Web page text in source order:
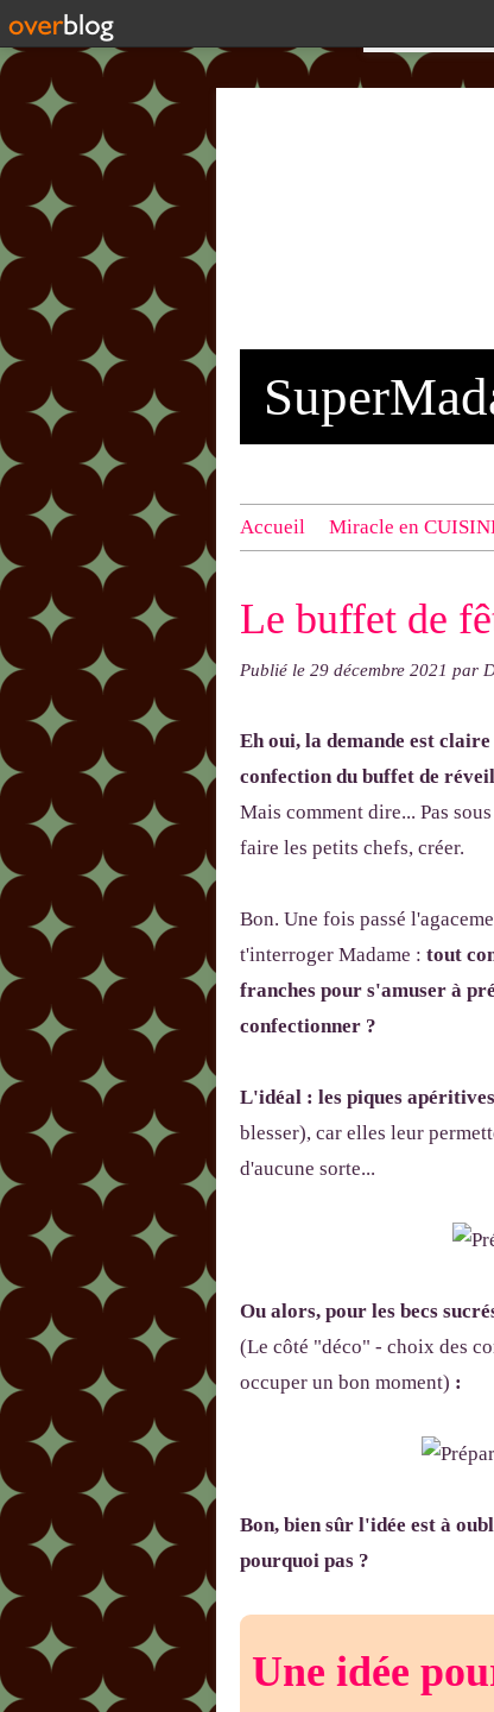
Accueil Miracle en
exemple : "Bonnet cloche
Le buffet de
Publié le 29 décembre 2021 par
Eh oui, la demande est
confection du buffet de
Mais comment dire... Pas
faire les petits chefs, créer.
Bon. Une fois passé
t'interroger Madame : tout
franches pour s'amuser à
confectionner ?
L'idéal : les piques apéritives
blesser), car elles leur
d'aucune sorte...
Ou alors, pour les becs
(Le côté "déco" - choix des
occuper un bon moment) :
Bon, bien sûr l'idée est à
pourquoi pas ?
Une idée